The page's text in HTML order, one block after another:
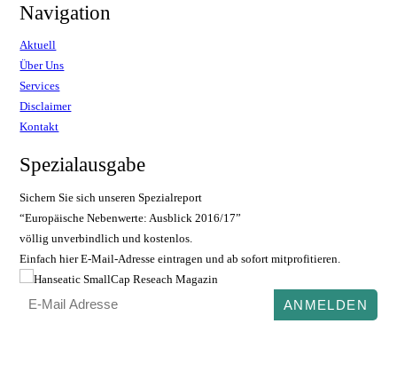
Navigation
Aktuell
Über Uns
Services
Disclaimer
Kontakt
Spezialausgabe
Sichern Sie sich unseren Spezialreport
“Europäische Nebenwerte: Ausblick 2016/17”
völlig unverbindlich und kostenlos.
Einfach hier E-Mail-Adresse eintragen und ab sofort mitprofitieren.